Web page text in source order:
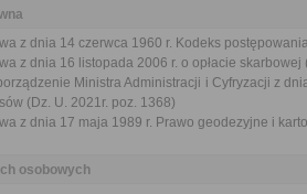
z dnia 14 czerwca 1960 r. Kodeks
z dnia 16 listopada 2006 r. o opłacie skarbowej
Ministra Administracji i Cyfryzacji z
(Dz. U. 2021r. poz. 1368)
z dnia 17 maja 1989 r. Prawo geodezyjne i
osobowych